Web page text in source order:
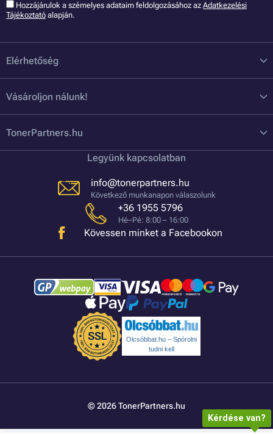
Hozzájárulok a szémelyes adataim feldolgozásához az Adatkezelési
Tájékoztató alapján.
Elérhetőség
Vásároljon nálunk!
TonerPartners.hu
Legyünk kapcsolatban
info@tonerpartners.hu
Következő munkanapon válaszolunk
+36 1955 5796
Hé–Pé: 8:00 – 16:00
Kövessen minket a Facebookon
Olcsóbbat.hu – Spórolni
tudni kell
© 2026 TonerPartners.hu
Kérdése van?